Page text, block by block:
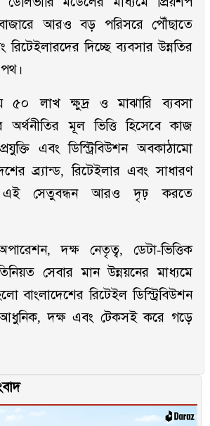
আরও বড় পরিসরে পৌঁছাতে
রিটেইলারদের দিচ্ছে ব্যবসার উন্নতির
৫০ লাখ ক্ষুদ্র ও মাঝারি ব্যবসা
মূল ভিত্তি হিসেবে কাজ
এবং ডিস্ট্রিবিউশন অবকাঠামো
ব্র্যান্ড, রিটেইলার এবং সাধারণ
এই সেতুবন্ধন আরও দৃঢ় করতে
দক্ষ নেতৃত্ব, ডেটা-ভিত্তিক
সেবার মান উন্নয়নের মাধ্যমে
বাংলাদেশের রিটেইল ডিস্ট্রিবিউশন
দক্ষ এবং টেকসই করে গড়ে